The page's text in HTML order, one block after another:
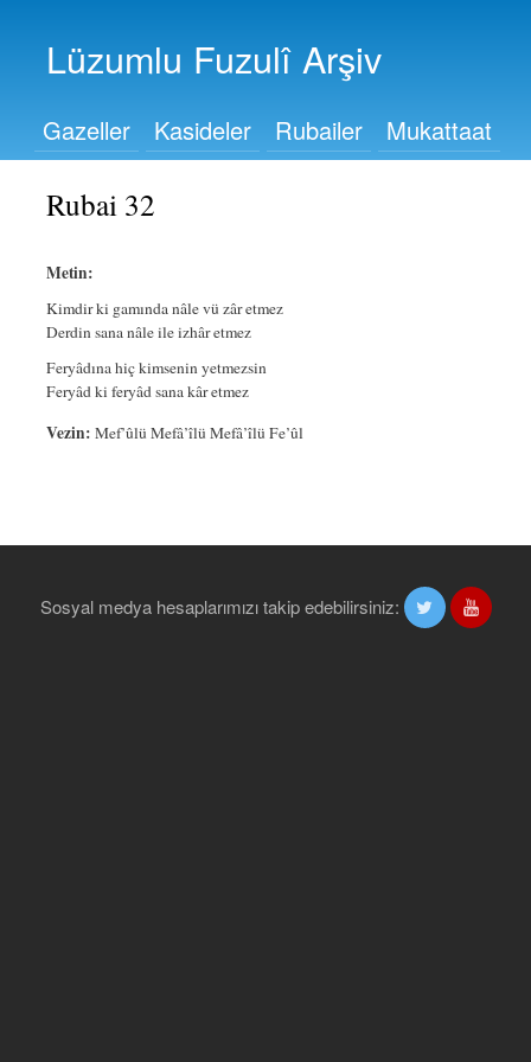
atla
Lüzumlu Fuzulî Arşiv
Gazeller Kasideler Rubailer Mukattaat
Rubai 32
Metin:
Kimdir ki gamında nâle vü zâr etmez
Derdin sana nâle ile izhâr etmez
Feryâdına hiç kimsenin yetmezsin
Feryâd ki feryâd sana kâr etmez
Vezin: Mef’ûlü Mefâ’îlü Mefâ’îlü Fe’ûl
Sosyal medya hesaplarımızı takip edebilirsiniz: